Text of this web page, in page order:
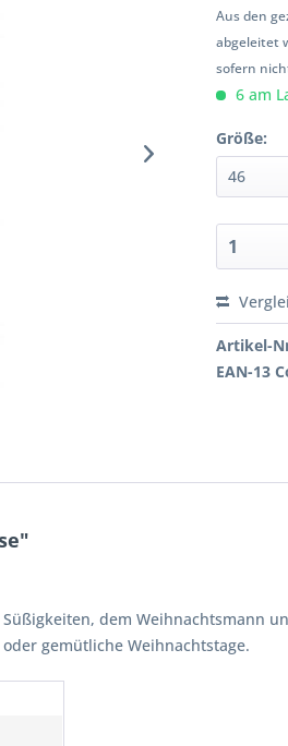
Aus den
abgeleitet
sofern
6 am
Größe:
Artikel-
EAN-13
dem Weihnachtsmann
gemütliche Weihnachtstage.